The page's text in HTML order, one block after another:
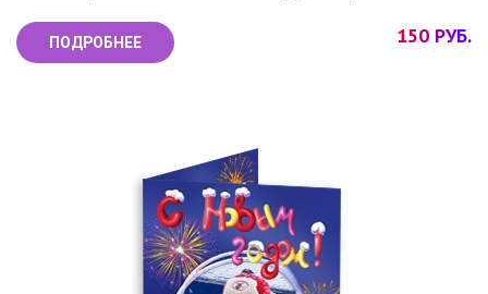
ПОДРОБНЕЕ 150 РУБ.